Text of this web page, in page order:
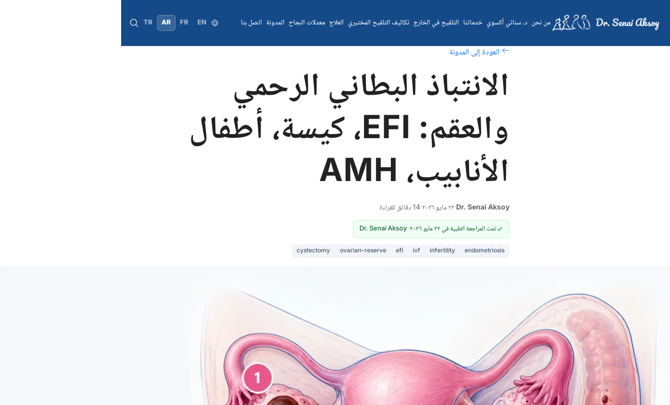
من نحن د. سنائي أكسوي خدماتنا التلقيح في الخارج تكاليف التلقيح المختبري العلاج معدلات النجاح المدونة اتصل بنا EN
FR
AR
TR
العودة إلى المدونة
الانتباذ البطاني الرحمي
والعقم: EFI، كيسة، أطفال
الأنابيب، AMH
Dr. Senai Aksoy
·٢٢ مايو ٢٠٢٦ ·14 دقائق للقراءة
تمت المراجعة الطبية في ٢٢ مايو ٢٠٢٦ -
Dr. Senai Aksoy
endometriosis
infertility
ivf
efi
ovarian-reserve
cystectomy